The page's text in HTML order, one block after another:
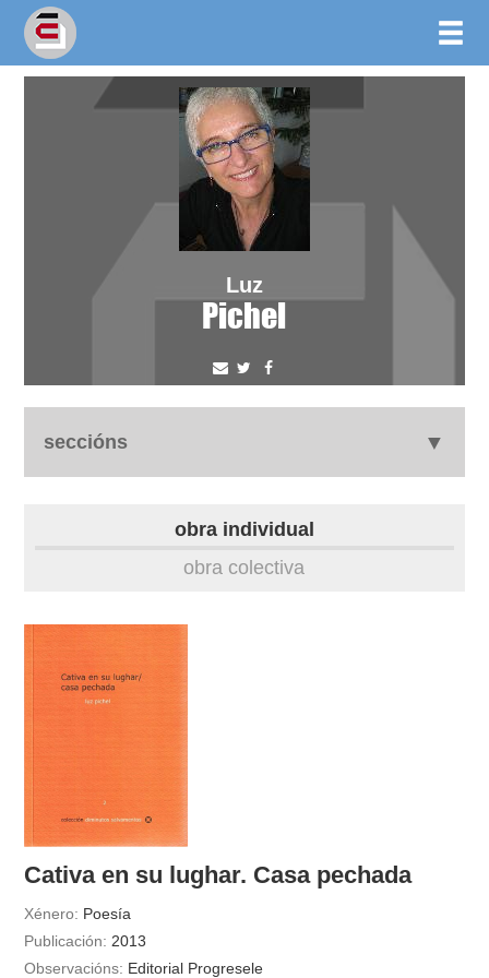
Luz
Pichel
seccións
videoteca
obra individual
obra colectiva
Cativa en su lughar. Casa pechada
Xénero: Poesía
Publicación: 2013
Observacións: Editorial Progresele